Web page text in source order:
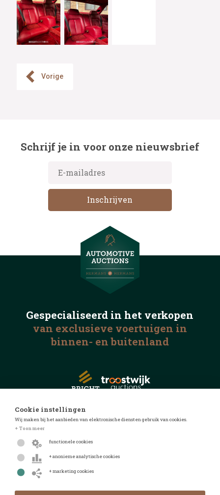
Vorige
Schrijf je in voor onze nieuwsbrief
Gespecialiseerd in het verkopen
van exclusieve voertuigen in
binnen- en buitenland
© 2026 Automotive Auctions
Privacyverklaring
Cookie instellingen
Wij maken bij het aanbieden van elektronische diensten gebruik van cookies.
+ Toon meer
functionele cookies
+ anonieme analytische cookies
+ marketing cookies